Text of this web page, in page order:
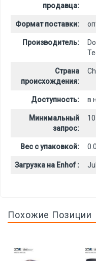
продавца:
Формат поставки:
Производитель:
Страна
происхождения:
Доступность: в
Минимальный
запрос:
10
Вес с упаковкой:
Загрузка на Enhof :
Похожие Позиции